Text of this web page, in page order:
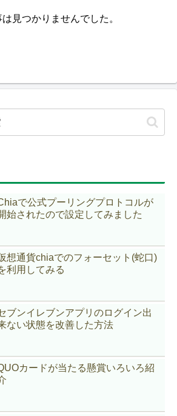
見つかりませんでした。
で公式プーリングプロトコルが
始されたので設定してみました
想通貨chiaでのフォーセット(蛇口)
利用してみる
ブンイレブンアプリのログイン出
ない状態を改善した方法
カードが当たる懸賞いろいろ紹